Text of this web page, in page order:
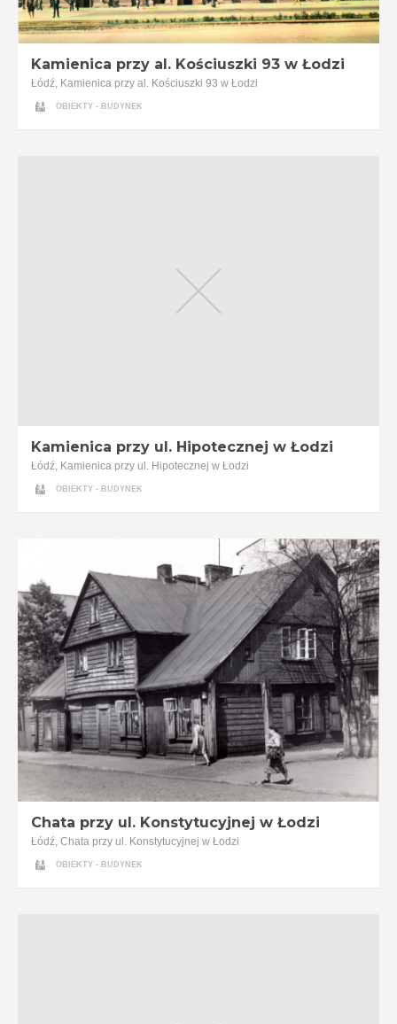
Kamienica przy al. Kościuszki 93 w Łodzi
Łódź, Kamienica przy al. Kościuszki 93 w Łodzi
OBIEKTY - BUDYNEK
Kamienica przy ul. Hipotecznej w Łodzi
Łódź, Kamienica przy ul. Hipotecznej w Łodzi
OBIEKTY - BUDYNEK
Chata przy ul. Konstytucyjnej w Łodzi
Łódź, Chata przy ul. Konstytucyjnej w Łodzi
OBIEKTY - BUDYNEK